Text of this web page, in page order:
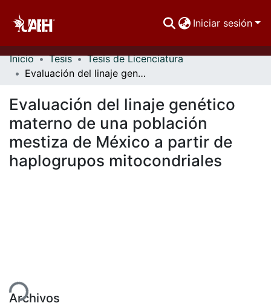
Iniciar sesión
Comunidades
Estadísticas
Inicio Tesis
Tesis de Licenciatura
Evaluación del linaje genético materno de una población mestiza de México a partir de haplogrupos mitocondriales
Evaluación del linaje genético
materno de una población
mestiza de México a partir de
haplogrupos mitocondriales
Archivos